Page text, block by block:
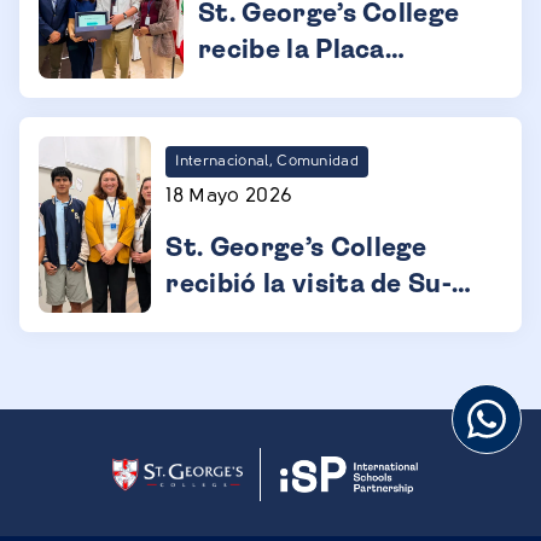
St. George’s College
recibe la Placa
Internacional, Comunidad
18 Mayo 2026
St. George’s College
recibió la visita de Su-